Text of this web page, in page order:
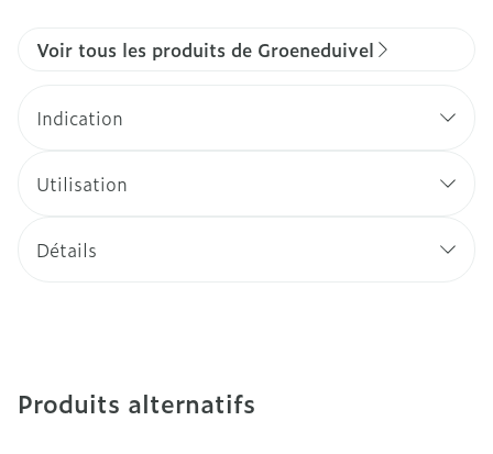
Voir tous les produits de Groeneduivel
Indication
Utilisation
Détails
Produits alternatifs